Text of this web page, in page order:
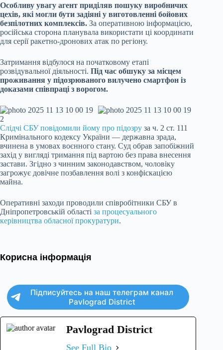
Особливу увагу агент приділяв пошуку виробничих
цехів, які могли бути задіяні у виготовленні бойових
безпілотних комплексів. За оперативною інформацією,
російська сторона планувала використати ці координати
для серії ракетно-дронових атак по регіону.
Затримання відбулося на початковому етапі
розвідувальної діяльності. Під час обшуку за місцем
проживання у підозрюваного вилучено смартфон із
доказами співпраці з ворогом.
Слідчі СБУ повідомили йому про підозру за ч. 2 ст. 111
Кримінального кодексу України — державна зрада,
вчинена в умовах воєнного стану. Суд обрав запобіжний
захід у вигляді тримання під вартою без права внесення
застави. Згідно з чинним законодавством, чоловіку
загрожує довічне позбавлення волі з конфіскацією
майна.
Оперативні заходи проводили співробітники СБУ в
Дніпропетровській області за процесуального
керівництва обласної прокуратури.
Корисна інформація
Підписуйтесь на наш телеграм канал
Pavlograd District
Pavlograd District
See Full Bio